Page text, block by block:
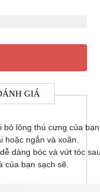
GIÁ
lông thú cưng của
hoặc ngắn và xoăn.
dàng bóc và vứt tóc
của bạn sạch sẽ.